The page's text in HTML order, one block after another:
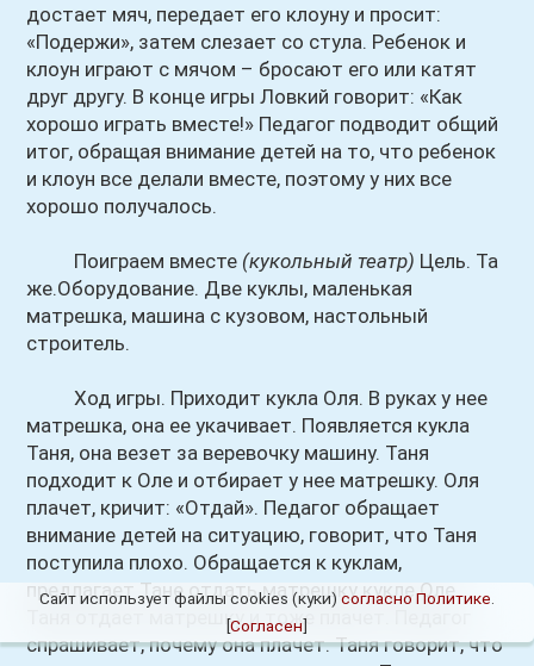
достает мяч, передает его клоуну и просит:
«Подержи», затем слезает со стула. Ребенок и
клоун играют с мячом – бросают его или катят
друг другу. В конце игры Ловкий говорит: «Как
хорошо играть вместе!» Педагог подводит общий
итог, обращая внимание детей на то, что ребенок
и клоун все делали вместе, поэтому у них все
хорошо получалось.
Поиграем вместе (кукольный театр) Цель. Та
же.Оборудование. Две куклы, маленькая
матрешка, машина с кузовом, настольный
строитель.
Ход игры. Приходит кукла Оля. В руках у нее
матрешка, она ее укачивает. Появляется кукла
Таня, она везет за веревочку машину. Таня
подходит к Оле и отбирает у нее матрешку. Оля
плачет, кричит: «Отдай». Педагог обращает
внимание детей на ситуацию, говорит, что Таня
поступила плохо. Обращается к куклам,
предлагает Тане отдать матрешку кукле Оле.
Таня отдает матрешку и тоже плачет. Педагог
спрашивает, почему она плачет. Таня говорит, что
Сайт использует файлы cookies (куки) согласно Политике
[Согласен]